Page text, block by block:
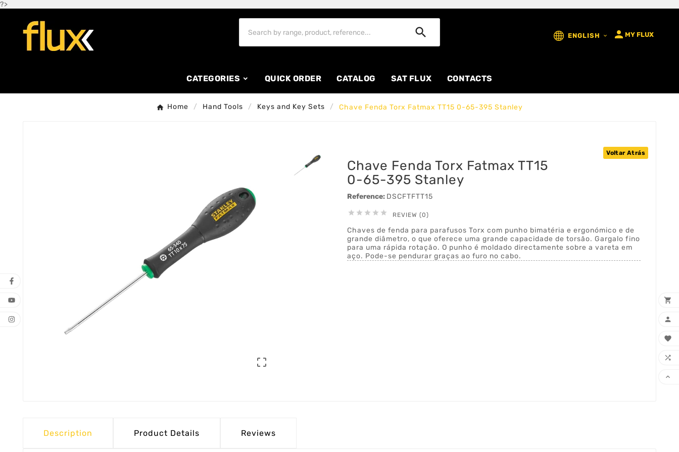
?>
 ENGLISH   MY FLUX
CATEGORIES QUICK ORDER CATALOG SAT FLUX CONTACTS
Home Hand Tools Keys and Key Sets Chave Fenda Torx Fatmax TT15 0-65-395 Stanley

Voltar Atrás
Chave Fenda Torx Fatmax TT15
0-65-395 Stanley
Reference: DSCFTFTT15
     REVIEW (0)
Chaves de fenda para parafusos Torx com punho bimatéria e ergonómico e de
grande diâmetro, o que oferece uma grande capacidade de torsão. Gargalo fino
para uma rápida rotação. O punho é moldado directamente sobre a vareta em
aço. Pode-se pendurar graças ao furo no cabo.
Description Product Details Reviews




